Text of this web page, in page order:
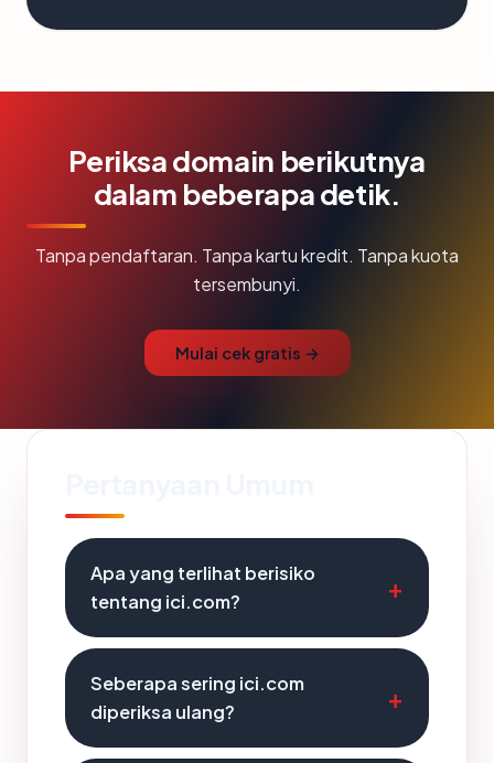
Periksa domain berikutnya
dalam beberapa detik.
Tanpa pendaftaran. Tanpa kartu kredit. Tanpa kuota
tersembunyi.
Mulai cek gratis →
Apa yang terlihat berisiko
tentang ici.com?
Seberapa sering ici.com
diperiksa ulang?